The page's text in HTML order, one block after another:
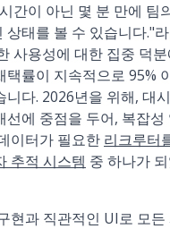
간이 아닌 몇 분 만에 팀
상태를 볼 수 있습니다."
사용성에 대한 집중 덕
택률이 지속적으로 95%
니다. 2026년을 위해, 대
선에 중점을 두어, 복잡성
이터가 필요한 리크루터
추적 시스템 중 하나가
현과 직관적인 UI로 모든